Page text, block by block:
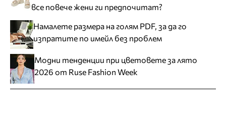
все повече жени ги предпочитат?
Намалете размера на голям PDF, за да го
изпратите по имейл без проблем
Модни тенденции при цветовете за лято
2026 от Ruse Fashion Week